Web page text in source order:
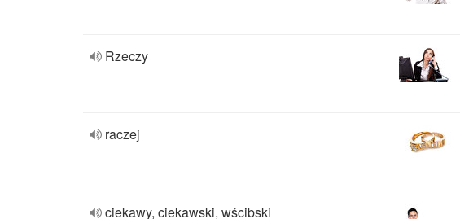
Rzeczy
raczej
ciekawy, ciekawski, wścibski